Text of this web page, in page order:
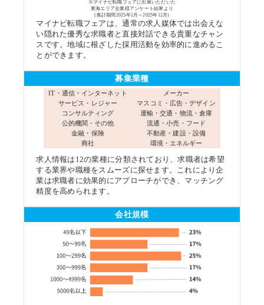
※マイナビ転職フェアに出展いただいた
東海エリア企業様アンケート結果より
(集計期間2025年1月～2025年12月)
マイナビ転職フェアは、通常の求人媒体では出会えな
い隠れた優秀な求職者と直接対話できる貴重なチャン
スです。地域に根ざした採用活動を効率的に進めるこ
とができます。
募集業種
IT・通信・インターネット
サービス・レジャー
コンサルティング
公的機関・その他
金融・保険
商社
メーカー
マスコミ・広告・デザイン
運輸・交通・物流・倉庫
流通・小売・フード
不動産・建設・設備
環境・エネルギー
求人情報は12の業種に分類されており、求職者は希望
する業界や職種をスムーズに探せます。これにより企
業は求職者に効果的にアプローチができ、マッチング
精度を高められます。
会社規模